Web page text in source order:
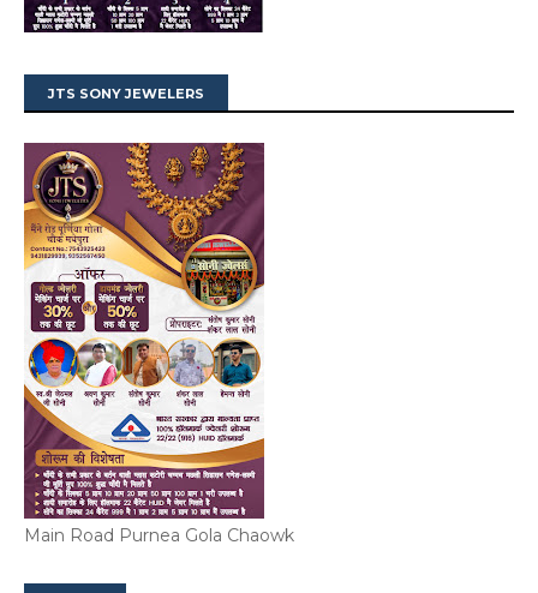
JTS SONY JEWELERS
Main Road Purnea Gola Chaowk